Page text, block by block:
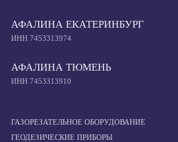
АФАЛИНА ЕКАТЕРИНБУРГ
ИНН 7453313974
АФАЛИНА ТЮМЕНЬ
ИНН 7453313910
ГАЗОРЕЗАТЕЛЬНОЕ ОБОРУДОВАНИЕ
ГЕОДЕЗИЧЕСКИЕ ПРИБОРЫ